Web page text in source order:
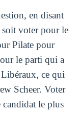
en disant
voter pour le
Pilate pour
le parti qui a
Libéraux, ce qui
Scheer. Voter
candidat le plus